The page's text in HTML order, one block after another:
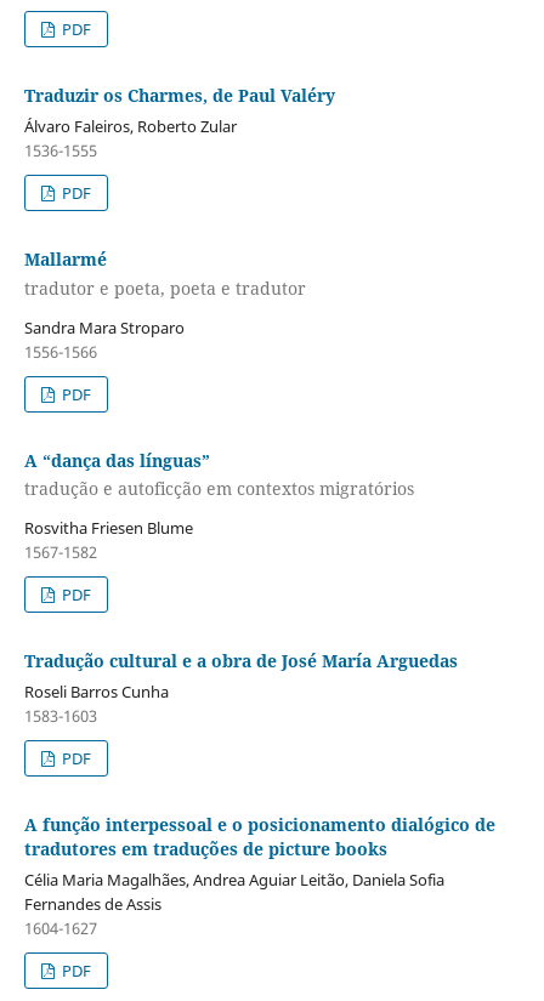
PDF
Traduzir os Charmes, de Paul Valéry
Álvaro Faleiros, Roberto Zular
1536-1555
PDF
Mallarmé
tradutor e poeta, poeta e tradutor
Sandra Mara Stroparo
1556-1566
PDF
A “dança das línguas”
tradução e autoficção em contextos migratórios
Rosvitha Friesen Blume
1567-1582
PDF
Tradução cultural e a obra de José María Arguedas
Roseli Barros Cunha
1583-1603
PDF
A função interpessoal e o posicionamento dialógico de
tradutores em traduções de picture books
Célia Maria Magalhães, Andrea Aguiar Leitão, Daniela Sofia
Fernandes de Assis
1604-1627
PDF